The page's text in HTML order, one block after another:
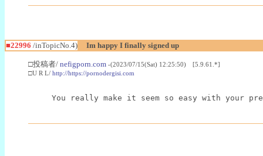
■22996 /inTopicNo.4) Im happy I finally signed up
□投稿者/ nefigporn.com -(2023/07/15(Sat) 12:25:50) [5.9.61.*]
□U R L/ http://https://pornodergisi.com
You really make it seem so easy with your